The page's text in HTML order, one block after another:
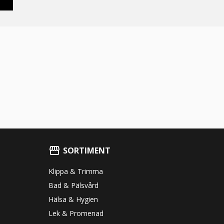
SORTIMENT
Klippa & Trimma
Bad & Pälsvård
Hälsa & Hygien
Lek & Promenad